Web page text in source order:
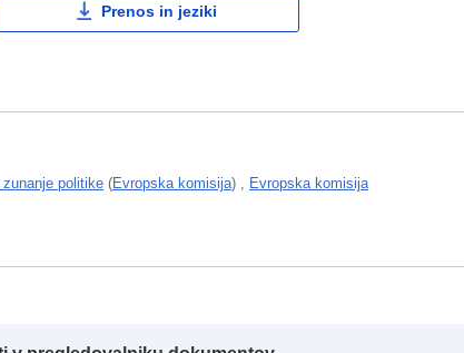
Prenos in jeziki
politike (Evropska komisija) Evropska komisija